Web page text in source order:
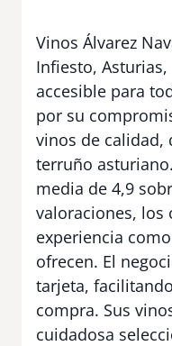
Vinos Álvarez
Infiesto,
accesible para
por su
vinos de calidad,
terruño
media de 4,9
valoraciones, los
experiencia
ofrecen. El
tarjeta,
compra. Sus
cuidadosa